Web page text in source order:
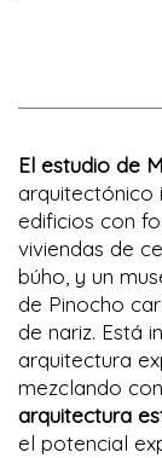
El estudio de
arquitectónico
edificios con
viviendas de
búho, y un
de Pinocho
de nariz. Está
arquitectura
mezclando
arquitectura
el potencial